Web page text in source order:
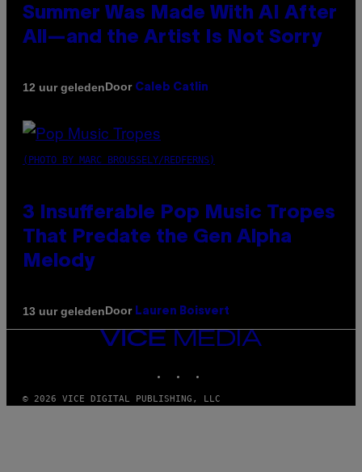
Summer Was Made With AI After
All—and the Artist Is Not Sorry
12 uur geledenDoor Caleb Catlin
(PHOTO BY MARC BROUSSELY/REDFERNS)
3 Insufferable Pop Music Tropes
That Predate the Gen Alpha
Melody
13 uur geledenDoor Lauren Boisvert
VICE
© 2026 VICE DIGITAL PUBLISHING, LLC